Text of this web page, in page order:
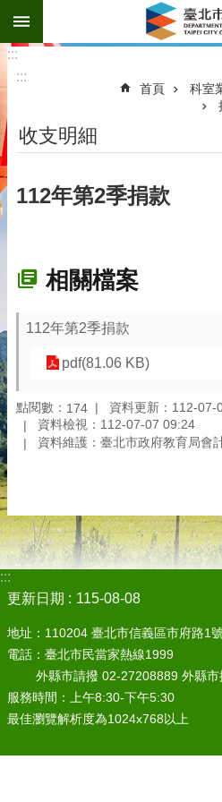
跳到主要內容區塊
:::
:::
首頁 科室
收支明細
112年第2季捐款
相關檔案
112年第2季捐款
pdf(81.06 KB)
點閱數： 174
資料更新：112-07-
資料檢視：112-07-07 09:24
資料維護：臺北市政府教育局會
:::
更新日期
115-08-08
地址：110204 臺北市信義區市府路1號
電話：臺北市民當家熱線1999
外縣市請撥 02-27208889 外縣市
服務時間：上午8:30-下午5:30
最佳瀏覽解析度為1024x768以上